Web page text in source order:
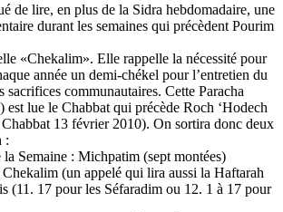
de lire, en plus de la Sidra hebdomadaire, une
durant les semaines qui précèdent Pourim
«Chekalim». Elle rappelle la nécessité pour
année un demi-chékel pour l’entretien du
sacrifices communautaires. Cette Paracha
est lue le Chabbat qui précède Roch ‘Hodech
13 février 2010). On sortira donc deux
:
Semaine : Michpatim (sept montées)
(un appelé qui lira aussi la Haftarah
(11. 17 pour les Séfaradim ou 12. 1 à 17 pour